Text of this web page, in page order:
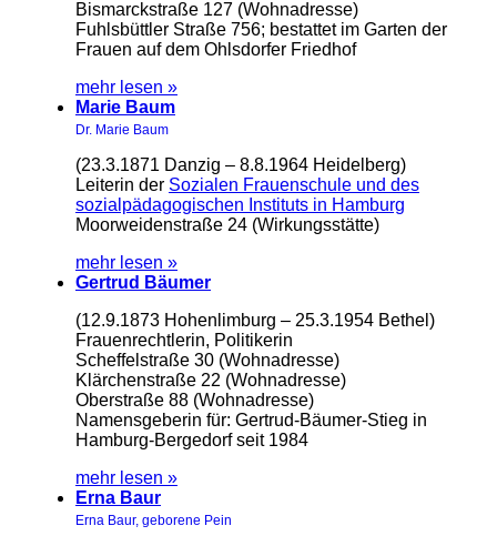
Bismarckstraße 127 (Wohnadresse)
Fuhlsbüttler Straße 756; bestattet im Garten der
Frauen auf dem Ohlsdorfer Friedhof
mehr lesen »
Marie Baum
Dr. Marie Baum
(23.3.1871 Danzig – 8.8.1964 Heidelberg)
Leiterin der Sozialen Frauenschule und des
sozialpädagogischen Instituts in Hamburg
Moorweidenstraße 24 (Wirkungsstätte)
mehr lesen »
Gertrud Bäumer
(12.9.1873 Hohenlimburg – 25.3.1954 Bethel)
Frauenrechtlerin, Politikerin
Scheffelstraße 30 (Wohnadresse)
Klärchenstraße 22 (Wohnadresse)
Oberstraße 88 (Wohnadresse)
Namensgeberin für: Gertrud-Bäumer-Stieg in
Hamburg-Bergedorf seit 1984
mehr lesen »
Erna Baur
Erna Baur, geborene Pein